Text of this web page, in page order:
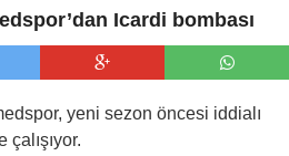
Icardi bombası
yeni sezon öncesi iddialı
çalışıyor.